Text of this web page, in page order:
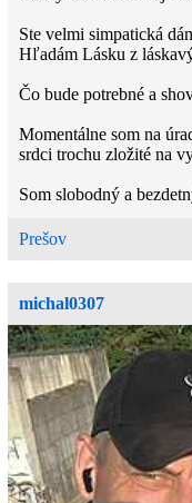
Ste velmi simpatická
Hľadám Lásku z
Čo bude potrebné a
Momentálne som na
srdci trochu zložité na
Som slobodný a
Mal som v úmysle si
Ano Jin a Jang v
vesmíru.“
Ano človeku predsa len
srdcom.“ Príliš veľa
tak veľa času a utrpenia
Tento život je pro
Buddhův soucit se
spasí svět.“
Prešov
michal0307